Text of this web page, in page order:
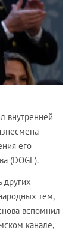
внутренней
его
(DOGE).
других
тем,
вспомнил
канале,